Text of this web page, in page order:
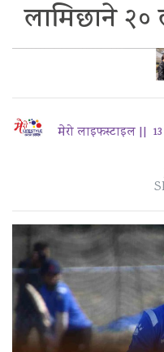
लामिछाने २०
मेरो लाइफस्टाइल ||